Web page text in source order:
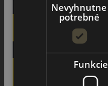
CELOROČNÁ
Carlorful A/S
165/65R14 (79) T
Nevyhnutne
potrebné
Funkcie